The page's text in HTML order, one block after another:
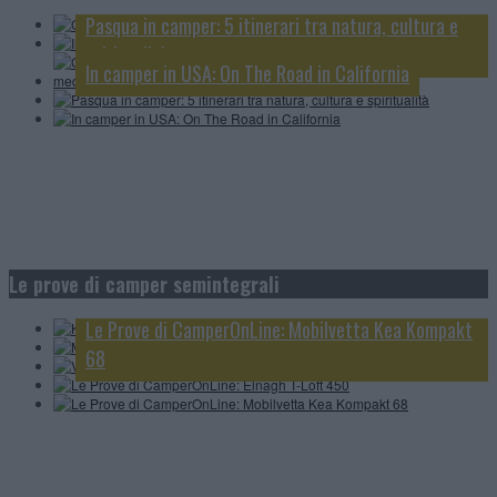
isole e villaggi mediterranei
Pasqua in camper: 5 itinerari tra natura, cultura e
spiritualità
In camper in USA: On The Road in California
Le prove di camper semintegrali
4 minuti
MobilvettaKea Kompakt 68, scopriamolo in 4 minuti
Video CamperOnTest: Atlantis Carbon 695
Le Prove di CamperOnLine: Elnagh T-Loft 450
Le Prove di CamperOnLine: Mobilvetta Kea Kompakt
68